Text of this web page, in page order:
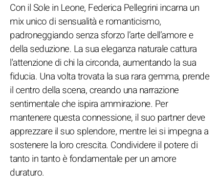
Con il Sole in Leone, Federica Pellegrini incarna un
mix unico di sensualità e romanticismo,
padroneggiando senza sforzo l’arte dell’amore e
della seduzione. La sua eleganza naturale cattura
l'attenzione di chi la circonda, aumentando la sua
fiducia. Una volta trovata la sua rara gemma, prende
il centro della scena, creando una narrazione
sentimentale che ispira ammirazione. Per
mantenere questa connessione, il suo partner deve
apprezzare il suo splendore, mentre lei si impegna a
sostenere la loro crescita. Condividere il potere di
tanto in tanto è fondamentale per un amore
duraturo.